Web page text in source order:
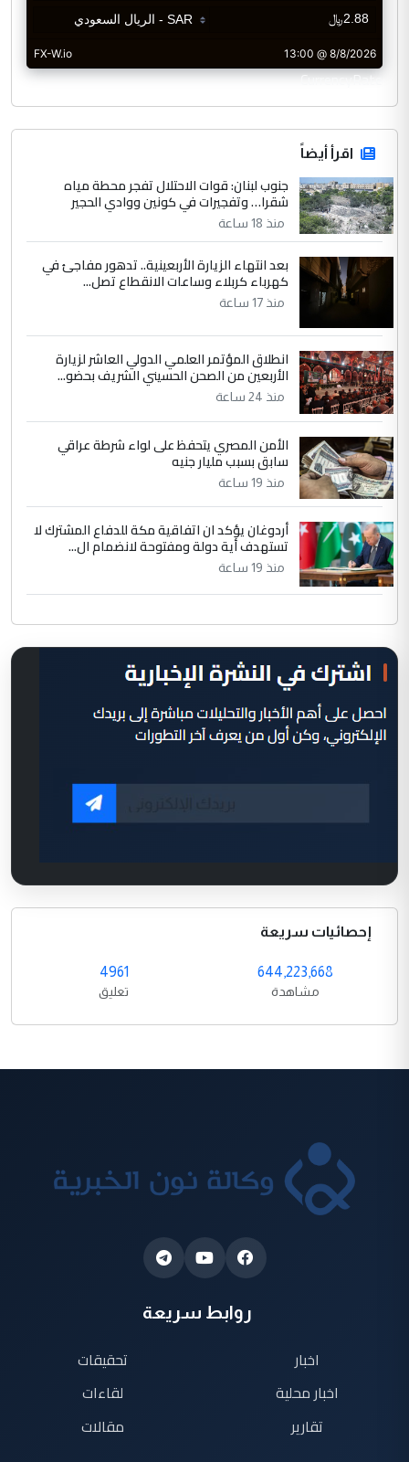
CurrencyRate
اقرأ أيضاً
جنوب لبنان: قوات الاحتلال تفجر محطة مياه
شقرا… وتفجيرات في كونين ووادي الحجير
منذ 18 ساعة
بعد انتهاء الزيارة الأربعينية.. تدهور مفاجئ في
كهرباء كربلاء وساعات الانقطاع تصل...
منذ 17 ساعة
انطلاق المؤتمر العلمي الدولي العاشر لزيارة
الأربعين من الصحن الحسيني الشريف بحضو...
منذ 24 ساعة
الأمن المصري يتحفظ على لواء شرطة عراقي
سابق بسبب مليار جنيه
منذ 19 ساعة
أردوغان يؤكد ان اتفاقية مكة للدفاع المشترك لا
تستهدف أية دولة ومفتوحة لانضمام ال...
منذ 19 ساعة
إحصائيات سريعة
644,223,668
مشاهدة
4961
تعليق
روابط سريعة
اخبار
اخبار محلية
تقارير
تحقيقات
لقاءات
مقالات